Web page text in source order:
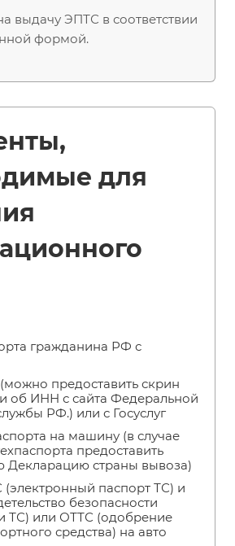
выдачу ЭПТС в соответствии
формой.
для
гражданина РФ с
предоставить скрин
об ИНН с сайта Федеральной
РФ.) или с Госуслуг
на машину (в случае
предоставить
Декларацию страны вывоза)
паспорт ТС) и
безопасности
ТС) или ОТТС (одобрение
средства) на авто